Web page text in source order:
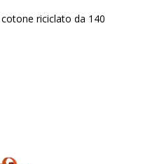
riciclato da 140